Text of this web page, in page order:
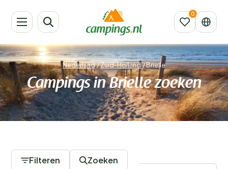
Nederland/Zuid-Holland/Brielle
Campings in Brielle zoeken
Filteren Zoeken